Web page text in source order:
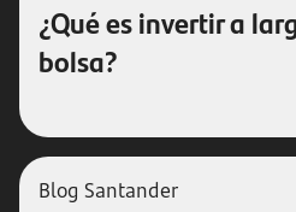
¿Qué es invertir a
bolsa?
Blog Santander